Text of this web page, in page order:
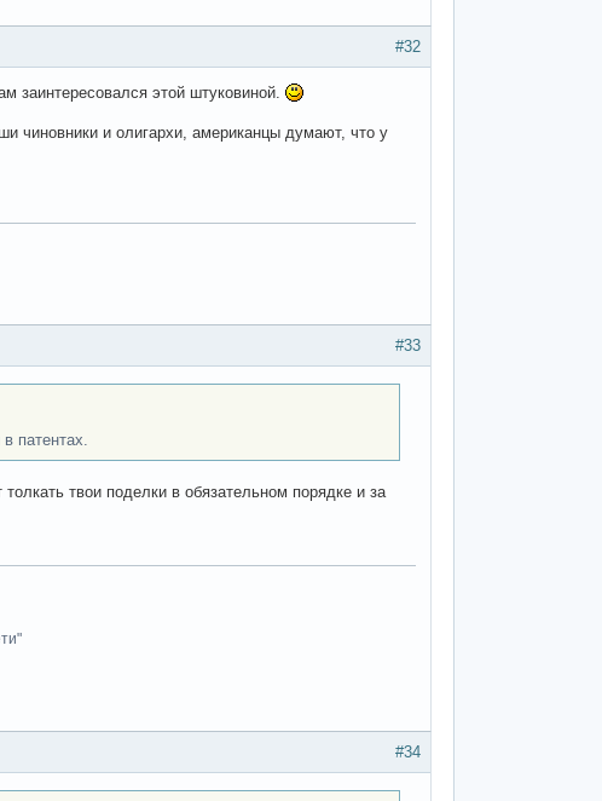
#32
заинтересовался этой штуковиной.
чиновники и олигархи, американцы думают, что у
#33
патентах.
твои поделки в обязательном порядке и за
#34